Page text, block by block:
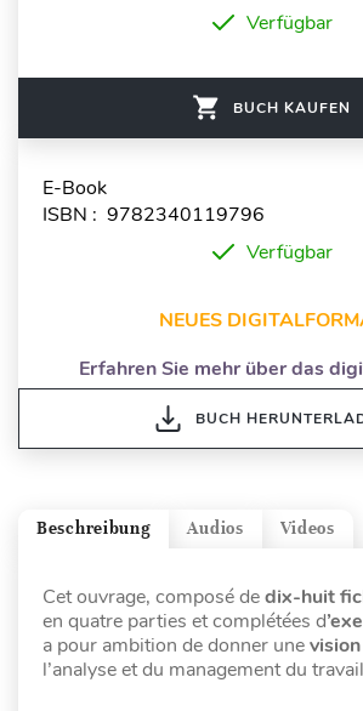
Verfügbar
BUCH KAUFEN
E-Book
ISBN : 9782340119796
Verfügbar
NEUES
Erfahren Sie mehr über das
BUCH
Videos
Audios
Beschreibung
Cet ouvrage, composé dedix-huit
en quatre parties et complétées d
a pour ambition de donner une
l’analyse et du management du